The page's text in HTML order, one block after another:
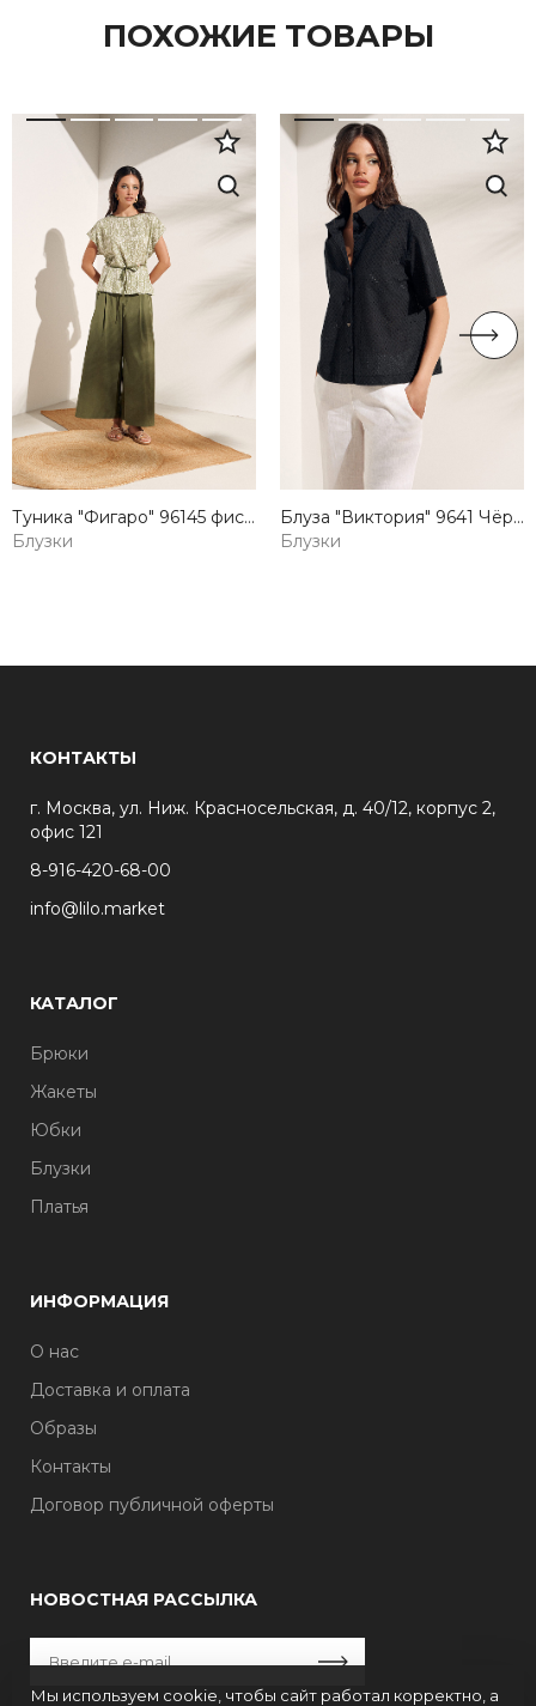
ПОХОЖИЕ ТОВАРЫ
Туника "Фигаро" 96145 фисташковый оптом Lilo — купить от производителя
Блузки
Блуза "Виктория" 9641 Чёрный оптом Lilo — купить от производителя
Блузки
КОНТАКТЫ
г. Москва, ул. Ниж. Красносельская, д. 40/12, корпус 2,
офис 121
8-916-420-68-00
info@lilo.market
КАТАЛОГ
Брюки
Жакеты
Юбки
Блузки
Платья
ИНФОРМАЦИЯ
О нас
Доставка и оплата
Образы
Контакты
Договор публичной оферты
НОВОСТНАЯ РАССЫЛКА
Мы используем cookie, чтобы сайт работал корректно, а